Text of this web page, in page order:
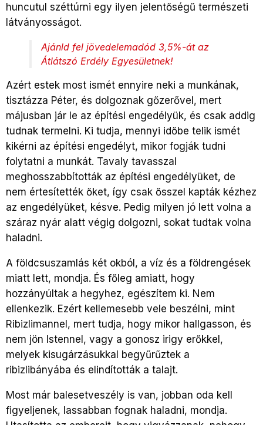
huncutul széttúrni egy ilyen jelentőségű természeti
látványosságot.
Ajánld fel jövedelemadód 3,5%-át az
Átlátszó Erdély Egyesületnek!
Azért estek most ismét ennyire neki a munkának,
tisztázza Péter, és dolgoznak gőzerővel, mert
májusban jár le az építési engedélyük, és csak addig
tudnak termelni. Ki tudja, mennyi időbe telik ismét
kikérni az építési engedélyt, mikor fogják tudni
folytatni a munkát. Tavaly tavasszal
meghosszabbították az építési engedélyüket, de
nem értesítették őket, így csak ősszel kapták kézhez
az engedélyüket, késve. Pedig milyen jó lett volna a
száraz nyár alatt végig dolgozni, sokat tudtak volna
haladni.
A földcsuszamlás két okból, a víz és a földrengések
miatt lett, mondja. És főleg amiatt, hogy
hozzányúltak a hegyhez, egészítem ki. Nem
ellenkezik. Ezért kellemesebb vele beszélni, mint
Ribizlimannel, mert tudja, hogy mikor hallgasson, és
nem jön Istennel, vagy a gonosz irigy erőkkel,
melyek kisugárzásukkal begyűrűztek a
ribizlibányába és elindították a talajt.
Most már balesetveszély is van, jobban oda kell
figyeljenek, lassabban fognak haladni, mondja.